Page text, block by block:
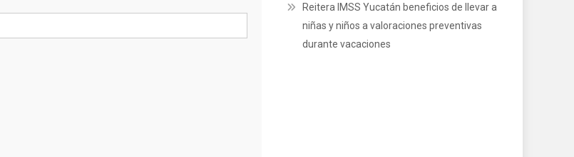
Reitera IMSS Yucatán beneficios de llevar a
niñas y niños a valoraciones preventivas
durante vacaciones